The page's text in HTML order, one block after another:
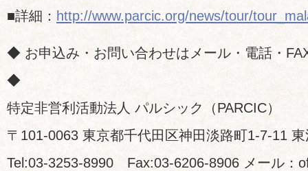
■詳細： http://www.parcic.org/news/tour/
◆ お申込み・お問い合わせはメール・電話・
◆
特定非営利活動法人 パルシック（PARCIC）
〒101-0063 東京都千代田区神田淡路町1-7-11
Tel:03-3253-8990 Fax:03-6206-8906 メール：